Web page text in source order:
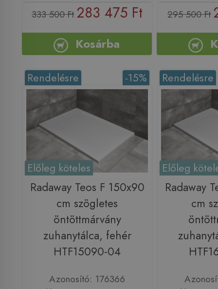
333 500 Ft 283 475 Ft
Kosárba
295 500 Ft
-15%
Rendelésre
Előleg köteles
Radaway Teos F 150x90
cm szögletes
öntöttmárvány
zuhanytálca, fehér
HTF15090-04
Azonosító: 176366
Rendelésre
Előleg
Radaway
cm